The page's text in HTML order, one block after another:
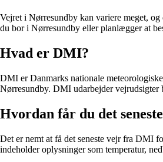
Vejret i Nørresundby kan variere meget,
du bor i Nørresundby eller planlægger at
Hvad er DMI?
DMI er Danmarks nationale
Nørresundby. DMI udarbejder vejrudsigter
Hvordan får du det
Det er nemt at få det seneste vejr fra DMI
indeholder oplysninger som temperatur,